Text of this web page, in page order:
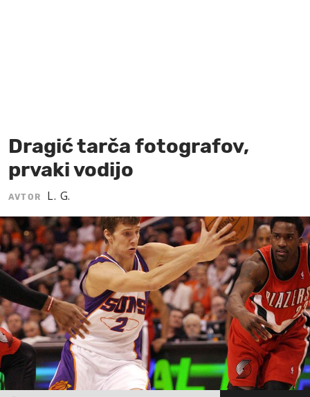
Dragić tarča fotografov,
prvaki vodijo
AVTOR L. G.